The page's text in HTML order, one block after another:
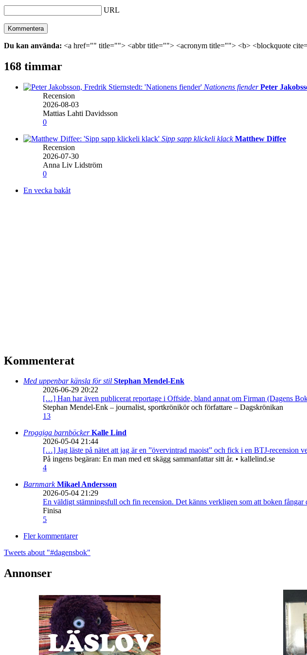
URL
Du kan använda: <a href="" title=""> <abbr title=""> <acronym title=""> <b> <blockquote
168 timmar
Nationens fiender Peter
Recension
2026-08-03
Mattias Lahti Davidsson
0
Sipp sapp klickeli klack Matthew Diffee
Recension
2026-07-30
Anna Liv Lidström
0
En vecka bakåt
Kommenterat
Med uppenbar känsla för stil Stephan Mendel-Enk
2026-06-29 20:22
[…] Han har även publicerat reportage i Offside, bland annat om Firman (Dagens
Stephan Mendel-Enk – journalist, sportkrönikör och författare – Dagskrönikan
13
Proggiga barnböckerKalle Lind
2026-05-04 21:44
[…] Jag läste på nätet att jag är en ”övervintrad maoist” och fick i en BTJ-recension
På ingens begäran: En man med ett skägg sammanfattar sitt år. • kallelind.se
4
BarnmarkMikael Andersson
2026-05-04 21:29
En väldigt stämningsfull och fin recension. Det känns verkligen som att boken
Finisa
5
Fler kommentarer
Tweets about "#dagensbok"
Annonser